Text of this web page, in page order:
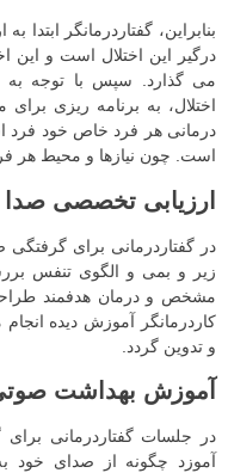
بنابراین، گفتاردرمانگر ابتدا
درگیر این اختلال است و این
می‌ گذارد. سپس با توجه به
اختلال، به برنامه‌ ریزی برای
درمانی هر فرد خاص خود فرد
است. چون نیازها و محیط هر
ارزیابی تخصصی
در گفتاردرمانی برای گرفتگی
زیر و بمی و الگوی تنفس
مشخص و درمان هدفمند
کاردرمانگر آموزش دیده
و تدوین گردد.
آموزش بهداشت
در جلسات گفتاردرمانی
آموزد چگونه از صدای خود